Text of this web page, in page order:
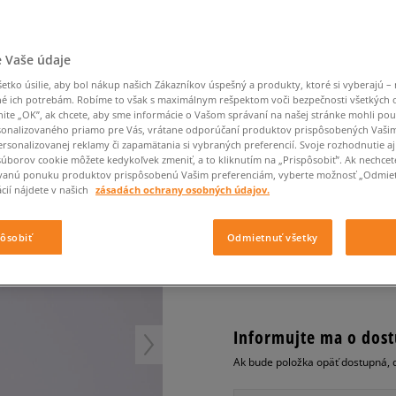
Clarks
-50 % na druhé balenie
ponožiek
Eastpak
Empire
Rukavice
-50 % na druhé balení
ponožek
Dickies
Eastpak
Jordan
Lacoste
Nike Air Force 1 LV8
Jordan 4
New Balance 530
New Balance 1906
Puma Speedcat
Puma Suede XL
Puma Palermo
Asics Gel-NYC Rugged
DARK INDIGO
LEVI'S NOHAVICE 555
INDIGO
pánske, nohavice
5.0( 8)
44
+ 44 BODOV V
Informujte ma o
Ak bude položka opäť dostupná,
Vaše údaje
úsilie, aby bol nákup našich Zákazníkov úspešný a produkty, ktoré si vyberajú –
ich potrebám. Robíme to však s maximálnym rešpektom voči bezpečnosti všetkých
„OK”, ak chcete, aby sme informácie o Vašom správaní na našej stránke mohli
priamo pre Vás, vrátane odporúčaní produktov prispôsobených
reklamy či zapamätania si vybraných preferencií. Svoje rozhodnutie
cookie môžete kedykoľvek zmeniť, a to kliknutím na „Prispôsobiť”. Ak
ponuku produktov prispôsobenú Vašim preferenciám, vyberte možnosť
nájdete v našich zásadách ochrany osobných údajov.
Odmietnuť všetky